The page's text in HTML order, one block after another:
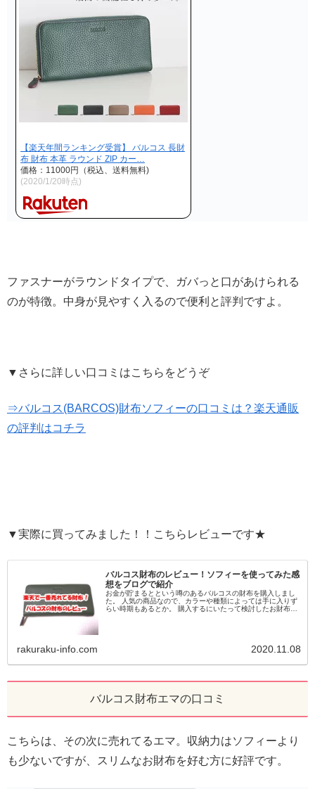
【楽天年間ランキング受賞】 バルコス 長財
布 財布 本革 ラウンド ZIP カー…
価格：11000円（税込、送料無料)
(2020/1/20時点)
ファスナーがラウンドタイプで、ガバっと口があけられる
のが特徴。中身が見やすく入るので便利と評判ですよ。
▼さらに詳しい口コミはこちらをどうぞ
⇒バルコス(BARCOS)財布ソフィーの口コミは？楽天通販
の評判はコチラ
▼実際に買ってみました！！こちらレビューです★
バルコス財布のレビュー！ソフィーを使ってみた感
想をブログで紹介
お金が貯まるとという噂のあるバルコスの財布を購入しまし
た。 人気の商品なので、カラーや種類によっては手に入りず
らい時期もあるとか。 購入するにいたって検討したお財布や
rakuraku-info.com 2020.11.08
バルコス財布エマの口コミ
こちらは、その次に売れてるエマ。収納力はソフィーより
も少ないですが、スリムなお財布を好む方に好評です。